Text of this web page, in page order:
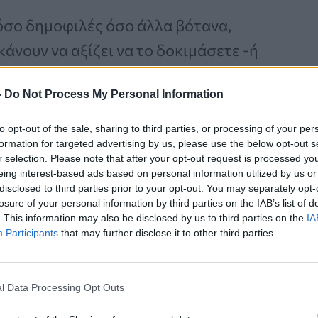
Do Not Process My Personal Information
opt-out of the sale, sharing to third parties, or processing of your
for targeted advertising by us, please use the below opt-out
selection. Please note that after your opt-out request is processed
interest-based ads based on personal information utilized by us
to third parties prior to your opt-out. You may separately
of your personal information by third parties on the IAB’s list of
This information may also be disclosed by us to third parties on the
Participants that may further disclose it to other third parties.
Data Processing Opt Outs
δημοφιλές όσο άλλα βότανα,
να αξίζει να το δοκιμάσετε -ή
σας. Με αυτά τα εκπληκτικά
πιο πριν!
Καρκίνος Προστάτη:
Νέα Ελάχιστα
Επεμβατική Εστιακή
Θεραπεία με NanoKnife